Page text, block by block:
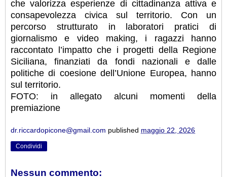
che valorizza esperienze di cittadinanza attiva e
consapevolezza civica sul territorio. Con un
percorso strutturato in laboratori pratici di
giornalismo e video making, i ragazzi hanno
raccontato l’impatto che i progetti della Regione
Siciliana, finanziati da fondi nazionali e dalle
politiche di coesione dell’Unione Europea, hanno
sul territorio.
FOTO: in allegato alcuni momenti della
premiazione
dr.riccardopicone@gmail.com published maggio 22, 2026
Condividi
Nessun commento: